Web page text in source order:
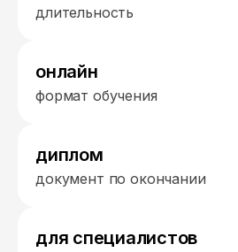
длительность
онлайн
формат обучения
диплом
документ по окончании
для специалистов